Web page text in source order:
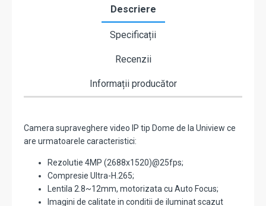
Descriere
Specificații
Recenzii
Informații producător
Camera supraveghere video IP tip Dome de la Uniview ce
are urmatoarele caracteristici:
Rezolutie 4MP (2688x1520)@25fps;
Compresie Ultra-H.265;
Lentila 2.8~12mm, motorizata cu Auto Focus;
Imagini de calitate in conditii de iluminat scazut